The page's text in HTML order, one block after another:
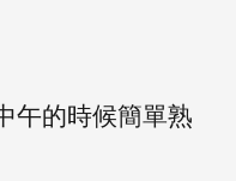
午的時候簡單熟